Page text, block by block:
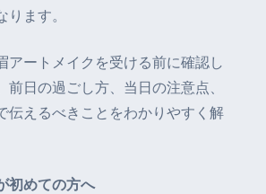
ます。
アートメイクを受ける前に確認し
前日の過ごし方、当日の注意点、
伝えるべきことをわかりやすく解
初めての方へ